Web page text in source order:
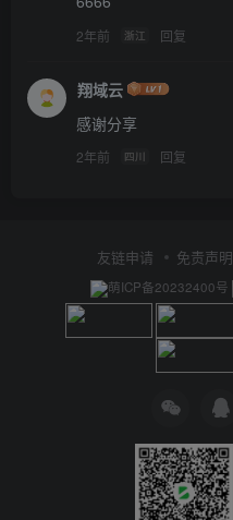
2年前 浙江 回复
翔域云
感谢分享
2年前 四川 回复
友链申请 免责声明
萌ICP备20232400号